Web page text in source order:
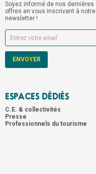
Soyez informé de nos dernières
offres en vous inscrivant à notre
newsletter !
ESPACES DÉDIÉS
C.E. & collectivités
Presse
Professionnels du tourisme